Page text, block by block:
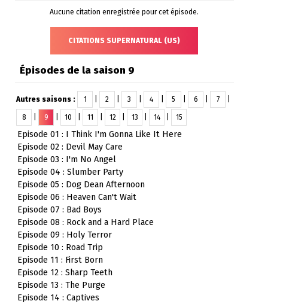
Aucune citation enregistrée pour cet épisode.
CITATIONS SUPERNATURAL (US)
Épisodes de la saison 9
Autres saisons : 1 2 3 4 5 6 7
8 9 10 11 12 13 14 15
Episode 01 : I Think I'm Gonna Like It Here
Episode 02 : Devil May Care
Episode 03 : I'm No Angel
Episode 04 : Slumber Party
Episode 05 : Dog Dean Afternoon
Episode 06 : Heaven Can't Wait
Episode 07 : Bad Boys
Episode 08 : Rock and a Hard Place
Episode 09 : Holy Terror
Episode 10 : Road Trip
Episode 11 : First Born
Episode 12 : Sharp Teeth
Episode 13 : The Purge
Episode 14 : Captives